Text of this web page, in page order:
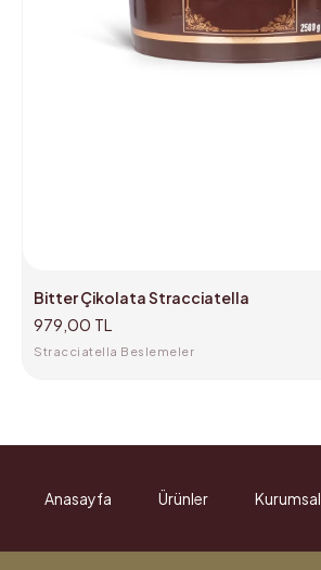
Bitter Çikolata Stracciatella
979,00 TL
Stracciatella Beslemeler
Anasayfa Ürünler Kurumsal